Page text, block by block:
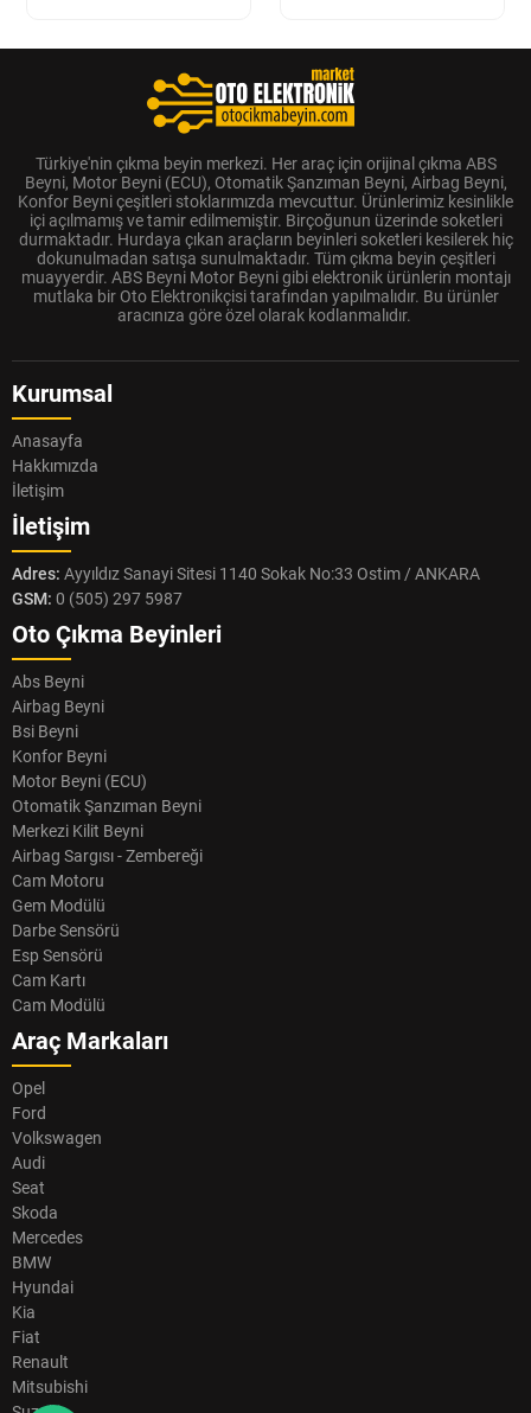
Türkiye'nin çıkma beyin merkezi. Her araç için orijinal çıkma ABS
Beyni, Motor Beyni (ECU), Otomatik Şanzıman Beyni, Airbag Beyni,
Konfor Beyni çeşitleri stoklarımızda mevcuttur. Ürünlerimiz kesinlikle
içi açılmamış ve tamir edilmemiştir. Birçoğunun üzerinde soketleri
durmaktadır. Hurdaya çıkan araçların beyinleri soketleri kesilerek hiç
dokunulmadan satışa sunulmaktadır. Tüm çıkma beyin çeşitleri
muayyerdir. ABS Beyni Motor Beyni gibi elektronik ürünlerin montajı
mutlaka bir Oto Elektronikçisi tarafından yapılmalıdır. Bu ürünler
aracınıza göre özel olarak kodlanmalıdır.
Kurumsal
Anasayfa
Hakkımızda
İletişim
İletişim
Adres: Ayyıldız Sanayi Sitesi 1140 Sokak No:33 Ostim / ANKARA
GSM: 0 (505) 297 5987
Oto Çıkma Beyinleri
Abs Beyni
Airbag Beyni
Bsi Beyni
Konfor Beyni
Motor Beyni (ECU)
Otomatik Şanzıman Beyni
Merkezi Kilit Beyni
Airbag Sargısı - Zembereği
Cam Motoru
Gem Modülü
Darbe Sensörü
Esp Sensörü
Cam Kartı
Cam Modülü
Araç Markaları
Opel
Ford
Volkswagen
Audi
Seat
Skoda
Mercedes
BMW
Hyundai
Kia
Fiat
Renault
Mitsubishi